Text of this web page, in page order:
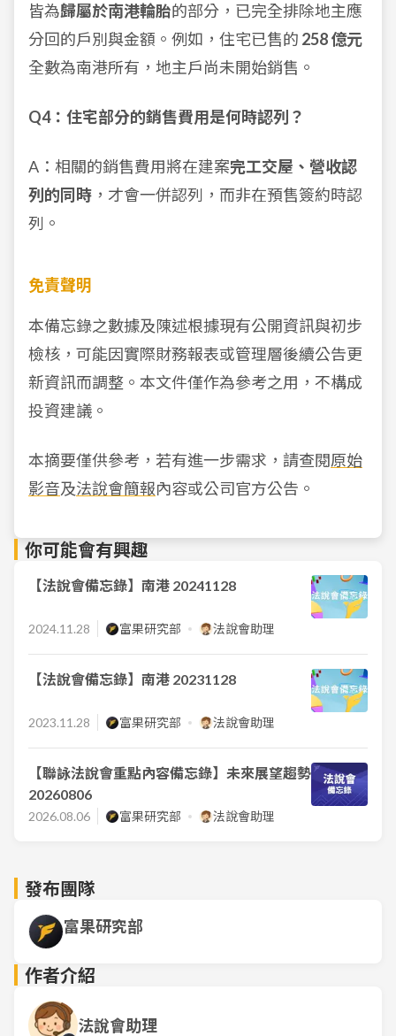
皆為歸屬於南港輪胎的部分，已完全排除地主應
分回的戶別與金額。例如，住宅已售的 258 億元
全數為南港所有，地主戶尚未開始銷售。
Q4：住宅部分的銷售費用是何時認列？
A：相關的銷售費用將在建案完工交屋、營收認
列的同時 ，才會一併認列，而非在預售簽約時認
列。
免責聲明
本備忘錄之數據及陳述根據現有公開資訊與初步
檢核，可能因實際財務報表或管理層後續公告更
新資訊而調整。本文件僅作為參考之用，不構成
投資建議。
本摘要僅供參考，若有進一步需求，請查閱原始
影音及法說會簡報內容或公司官方公告。
你可能會有興趣
【法說會備忘錄】南港 20241128
2024.11.28 富果研究部 法說會助理
【法說會備忘錄】南港 20231128
2023.11.28 富果研究部 法說會助理
【聯詠法說會重點內容備忘錄】未來展望趨勢
20260806
2026.08.06 富果研究部 法說會助理
發布團隊
富果研究部
作者介紹
法說會助理